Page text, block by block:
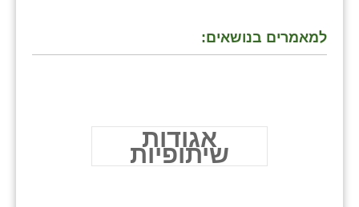
למאמרים בנושאים:
אגודות
שיתופיות